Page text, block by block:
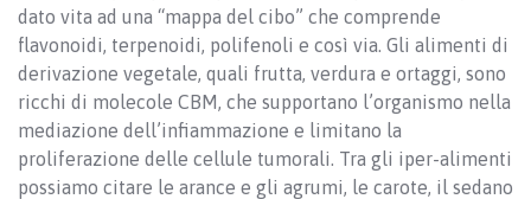
dato vita ad una “mappa del cibo” che comprende
flavonoidi, terpenoidi, polifenoli e così via. Gli alimenti di
derivazione vegetale, quali frutta, verdura e ortaggi, sono
ricchi di molecole CBM, che supportano l’organismo nella
mediazione dell’infiammazione e limitano la
proliferazione delle cellule tumorali. Tra gli iper-alimenti
possiamo citare le arance e gli agrumi, le carote, il sedano